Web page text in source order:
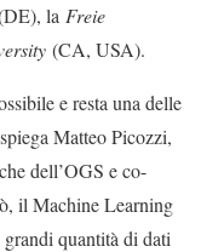
la Freie
(CA, USA).
e resta una delle
Matteo Picozzi,
dell’OGS e co-
il Machine Learning
quantità di dati